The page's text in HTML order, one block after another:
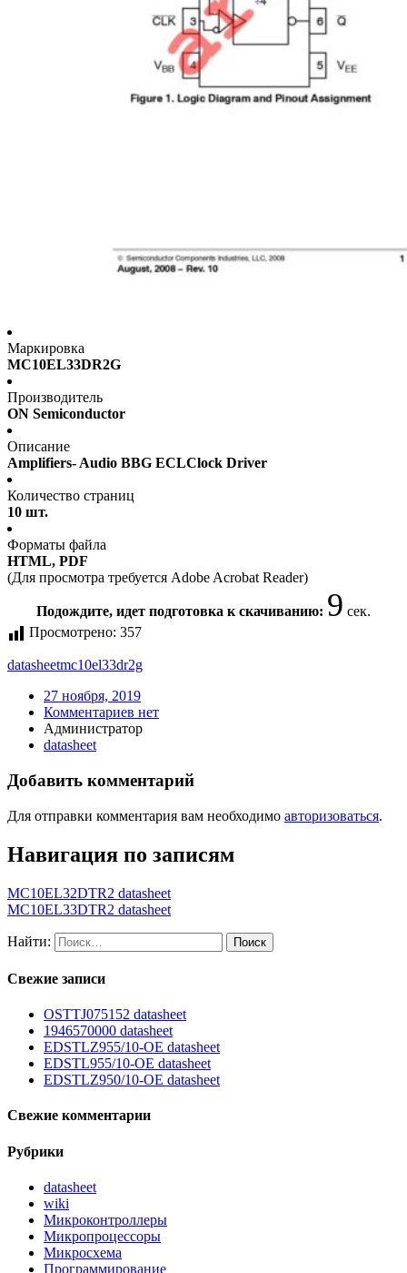
Маркировка
MC10EL33DR2G
Производитель
ON Semiconductor
Описание
Amplifiers- Audio BBG ECLClock Driver
Количество страниц
10 шт.
Форматы файла
HTML, PDF
(Для просмотра требуется Adobe Acrobat Reader)
Подождите, идет подготовка к скачиванию: 9 сек.
Просмотрено: 357
datasheetmc10el33dr2g
27 ноября, 2019
Комментариев нет
Администратор
datasheet
Добавить комментарий
Для отправки комментария вам необходимо авторизоваться.
Навигация по записям
MC10EL32DTR2 datasheet
MC10EL33DTR2 datasheet
Найти:
Свежие записи
OSTTJ075152 datasheet
1946570000 datasheet
EDSTLZ955/10-OE datasheet
EDSTL955/10-OE datasheet
EDSTLZ950/10-OE datasheet
Свежие комментарии
Рубрики
datasheet
wiki
Микроконтроллеры
Микропроцессоры
Микросхема
Программирование